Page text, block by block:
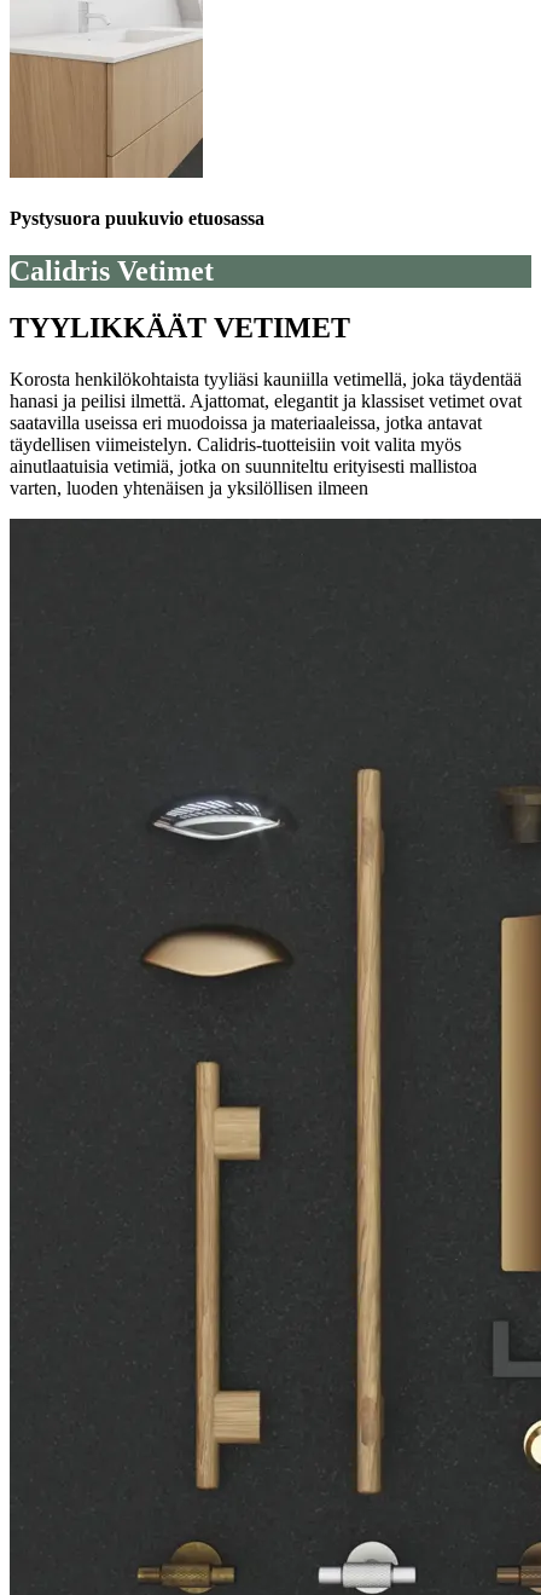
Pystysuora puukuvio etuosassa
Calidris Vetimet
TYYLIKKÄÄT VETIMET
Korosta henkilökohtaista tyyliäsi kauniilla vetimellä, joka täydentää
hanasi ja peilisi ilmettä. Ajattomat, elegantit ja klassiset vetimet ovat
saatavilla useissa eri muodoissa ja materiaaleissa, jotka antavat
täydellisen viimeistelyn. Calidris-tuotteisiin voit valita myös
ainutlaatuisia vetimiä, jotka on suunniteltu erityisesti mallistoa
varten, luoden yhtenäisen ja yksilöllisen ilmeen